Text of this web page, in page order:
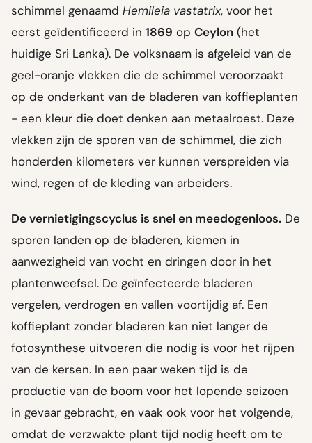
schimmel genaamd Hemileia vastatrix, voor het
eerst geïdentificeerd in 1869 op Ceylon (het
huidige Sri Lanka). De volksnaam is afgeleid van de
geel-oranje vlekken die de schimmel veroorzaakt
op de onderkant van de bladeren van koffieplanten
- een kleur die doet denken aan metaalroest. Deze
vlekken zijn de sporen van de schimmel, die zich
honderden kilometers ver kunnen verspreiden via
wind, regen of de kleding van arbeiders.
De vernietigingscyclus is snel en meedogenloos. De
sporen landen op de bladeren, kiemen in
aanwezigheid van vocht en dringen door in het
plantenweefsel. De geïnfecteerde bladeren
vergelen, verdrogen en vallen voortijdig af. Een
koffieplant zonder bladeren kan niet langer de
fotosynthese uitvoeren die nodig is voor het rijpen
van de kersen. In een paar weken tijd is de
productie van de boom voor het lopende seizoen
in gevaar gebracht, en vaak ook voor het volgende,
omdat de verzwakte plant tijd nodig heeft om te